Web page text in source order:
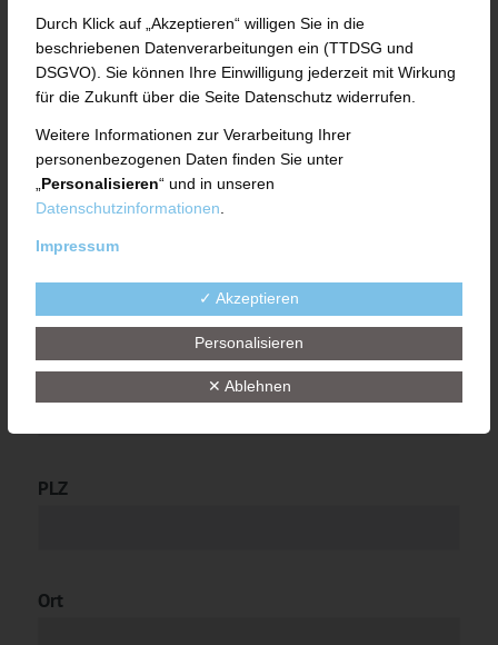
Anrede
Vorname*
Nachname*
E-Mail*
PLZ
Ort
Durch Klick auf „Akzeptieren“ willigen Sie in die
beschriebenen Datenverarbeitungen ein (TTDSG und
DSGVO). Sie können Ihre Einwilligung jederzeit mit Wirkung
für die Zukunft über die Seite Datenschutz widerrufen.
Weitere Informationen zur Verarbeitung Ihrer
personenbezogenen Daten finden Sie unter
„Personalisieren“ und in unseren
Datenschutzinformationen.
Impressum
✓ Akzeptieren
Personalisieren
✕ Ablehnen